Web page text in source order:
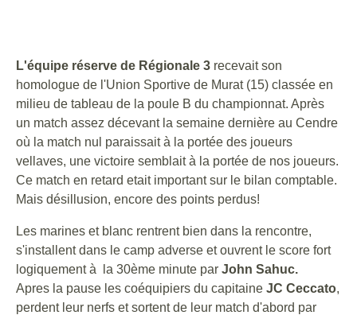
L'équipe réserve de Régionale 3 recevait son
homologue de l'Union Sportive de Murat (15) classée en
milieu de tableau de la poule B du championnat. Après
un match assez décevant la semaine dernière au Cendre
où la match nul paraissait à la portée des joueurs
vellaves, une victoire semblait à la portée de nos joueurs.
Ce match en retard etait important sur le bilan comptable.
Mais désillusion, encore des points perdus!
Les marines et blanc rentrent bien dans la rencontre,
s'installent dans le camp adverse et ouvrent le score fort
logiquement à la 30ème minute par John Sahuc.
Apres la pause les coéquipiers du capitaine JC Ceccato,
perdent leur nerfs et sortent de leur match d'abord par